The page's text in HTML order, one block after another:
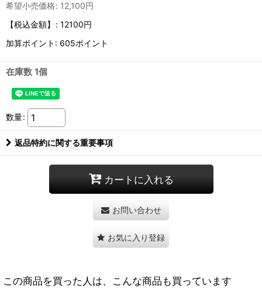
希望小売価格: 12,100円
【税込金額】
: 12100円
加算ポイント: 605ポイント
在庫数 1個
数量:
返品特約に関する重要事項
カートに入れる
お問い合わせ
お気に入り登録
この商品を買った人は、こんな商品も買っています